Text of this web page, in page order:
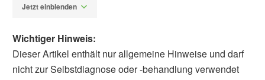
Jetzt einblenden
Wichtiger Hinweis:
Dieser Artikel enthält nur allgemeine Hinweise und darf
nicht zur Selbstdiagnose oder -behandlung verwendet